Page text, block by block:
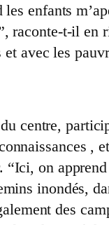
enfants
raconte-t-il en
avec les
centre,
,
on
inondés,
des